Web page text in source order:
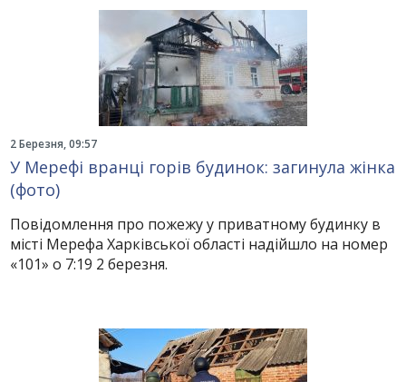
2 Березня, 09:57
У Мерефі вранці горів будинок: загинула жінка
(фото)
Повідомлення про пожежу у приватному будинку в
місті Мерефа Харківської області надійшло на номер
«101» о 7:19 2 березня.